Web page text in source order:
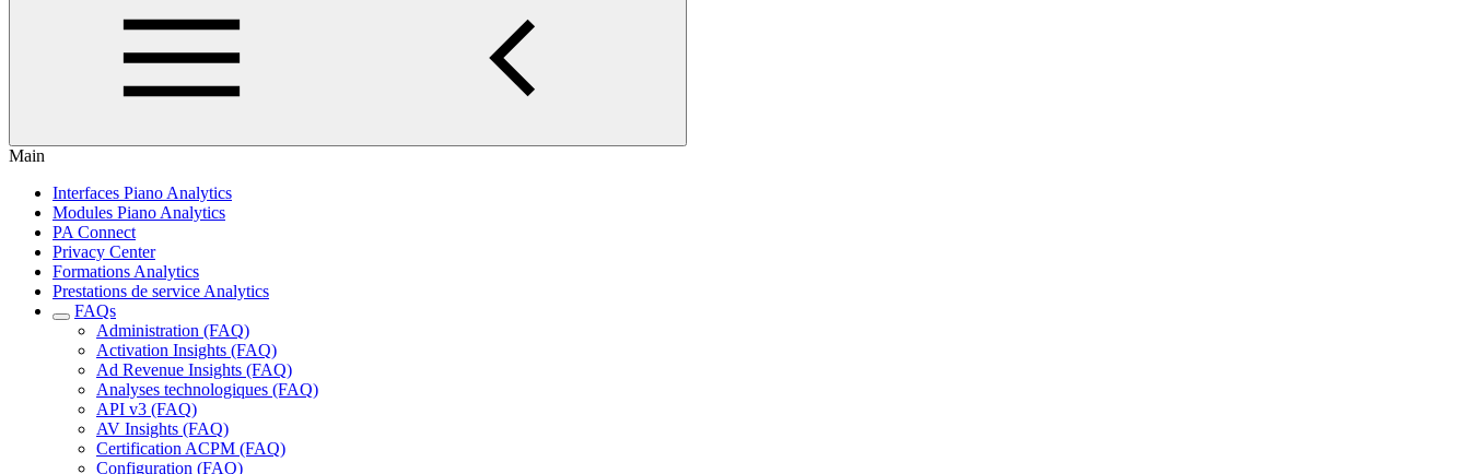
Main
Interfaces Piano Analytics
Modules Piano Analytics
PA Connect
Privacy Center
Formations Analytics
Prestations de service Analytics
FAQs
Administration (FAQ)
Activation Insights (FAQ)
Ad Revenue Insights (FAQ)
Analyses technologiques (FAQ)
API v3 (FAQ)
AV Insights (FAQ)
Certification ACPM (FAQ)
Configuration (FAQ)